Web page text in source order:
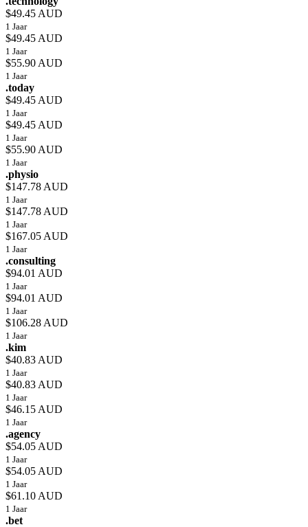
$49.45 AUD
1 Jaar
$49.45 AUD
1 Jaar
$55.90 AUD
1 Jaar
.today
$49.45 AUD
1 Jaar
$49.45 AUD
1 Jaar
$55.90 AUD
1 Jaar
.physio
$147.78 AUD
1 Jaar
$147.78 AUD
1 Jaar
$167.05 AUD
1 Jaar
.consulting
$94.01 AUD
1 Jaar
$94.01 AUD
1 Jaar
$106.28 AUD
1 Jaar
.kim
$40.83 AUD
1 Jaar
$40.83 AUD
1 Jaar
$46.15 AUD
1 Jaar
.agency
$54.05 AUD
1 Jaar
$54.05 AUD
1 Jaar
$61.10 AUD
1 Jaar
.bet